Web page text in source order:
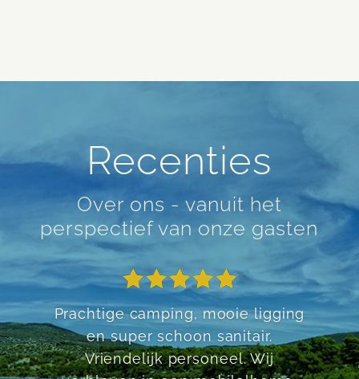
Recenties
Over ons - vanuit het
perspectief van onze gasten
Schoon sanitair, op loopafstand
van dorp met veel goede